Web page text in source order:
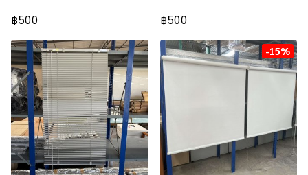
฿500 ฿500
-15%